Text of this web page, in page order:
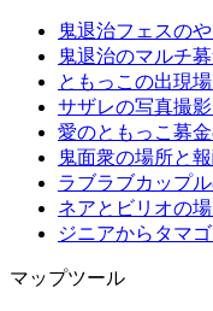
鬼退治フェスの
鬼退治のマルチ
ともっこの出現
サザレの写真撮
愛のともっこ募
鬼面衆の場所と
ラブラブカップ
ネアとビリオの
ジニアからタマ
マップツール